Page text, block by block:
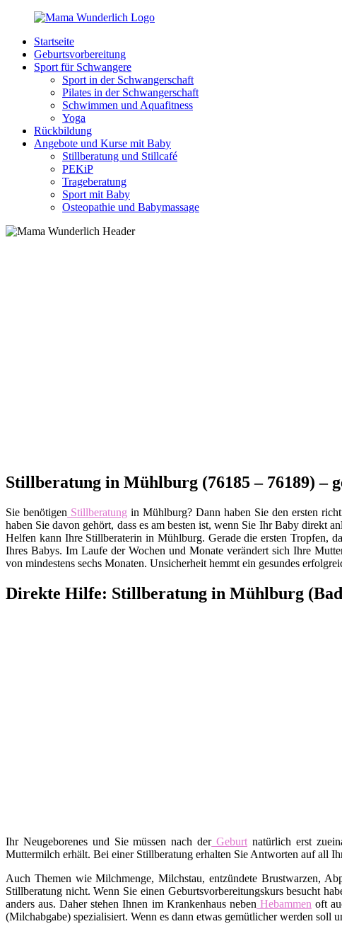
Zurück
Inhalt
MamaWunderlich.de
Mutti
sein
wunderbar!
Startseite
Geburtsvorbereitung
Sport für Schwangere
Sport in der Schwangerschaft
Pilates in der Schwangerschaft
Schwimmen und Aquafitness
Yoga
Rückbildung
Angebote und Kurse mit Baby
Stillberatung und Stillcafé
PEKiP
Trageberatung
Sport mit Baby
Osteopathie und Babymassage
Stillberatung in Mühlburg (76185 – 76189) –
Sie benötigen Stillberatung in Mühlburg? Dann haben Sie den ersten
haben Sie davon gehört, dass es am besten ist, wenn Sie Ihr Baby direkt
Helfen kann Ihre Stillberaterin in Mühlburg. Gerade die ersten Tropfen,
Ihres Babys. Im Laufe der Wochen und Monate verändert sich Ihre
von mindestens sechs Monaten. Unsicherheit hemmt ein gesundes
Direkte Hilfe: Stillberatung in Mühlburg
Ihr Neugeborenes und Sie müssen nach derGeburt natürlich erst
Muttermilch erhält. Bei einer Stillberatung erhalten Sie Antworten auf all
Auch Themen wie Milchmenge, Milchstau, entzündete Brustwarzen,
Stillberatung nicht. Wenn Sie einen Geburtsvorbereitungskurs besucht
anders aus. Daher stehen Ihnen im Krankenhaus neben Hebammen oft
(Milchabgabe) spezialisiert. Wenn es dann etwas gemütlicher werden soll